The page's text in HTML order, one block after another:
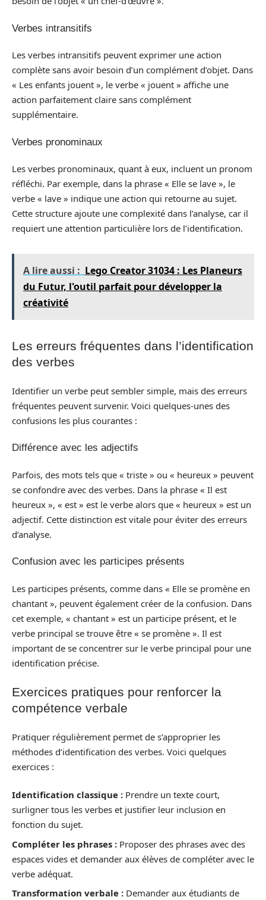
Verbes intransitifs
Les verbes intransitifs peuvent exprimer une action
complète sans avoir besoin d’un complément d’objet. Dans
« Les enfants jouent », le verbe « jouent » affiche une
action parfaitement claire sans complément
supplémentaire.
Verbes pronominaux
Les verbes pronominaux, quant à eux, incluent un pronom
réfléchi. Par exemple, dans la phrase « Elle se lave », le
verbe « lave » indique une action qui retourne au sujet.
Cette structure ajoute une complexité dans l’analyse, car il
requiert une attention particulière lors de l’identification.
A lire aussi : Lego Creator 31034 : Les Planeurs
du Futur, l'outil parfait pour développer la
créativité
Les erreurs fréquentes dans l’identification
des verbes
Identifier un verbe peut sembler simple, mais des erreurs
fréquentes peuvent survenir. Voici quelques-unes des
confusions les plus courantes :
Différence avec les adjectifs
Parfois, des mots tels que « triste » ou « heureux » peuvent
se confondre avec des verbes. Dans la phrase « Il est
heureux », « est » est le verbe alors que « heureux » est un
adjectif. Cette distinction est vitale pour éviter des erreurs
d’analyse.
Confusion avec les participes présents
Les participes présents, comme dans « Elle se promène en
chantant », peuvent également créer de la confusion. Dans
cet exemple, « chantant » est un participe présent, et le
verbe principal se trouve être « se promène ». Il est
important de se concentrer sur le verbe principal pour une
identification précise.
Exercices pratiques pour renforcer la
compétence verbale
Pratiquer régulièrement permet de s’approprier les
méthodes d’identification des verbes. Voici quelques
exercices :
Identification classique : Prendre un texte court,
surligner tous les verbes et justifier leur inclusion en
fonction du sujet.
Compléter les phrases : Proposer des phrases avec des
espaces vides et demander aux élèves de compléter avec le
verbe adéquat.
Transformation verbale : Demander aux étudiants de